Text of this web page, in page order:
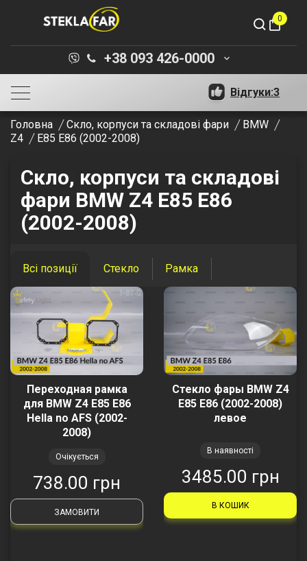
shopping_bag
0
+38 093 426-0000 keyboard_arrow_down
Відгуки:3
Головна Скло, корпуси та складові фари
BMW
Z4
E85 E86 (2002-2008)
Скло, корпуси та складові
фари BMW Z4 E85 E86
(2002-2008)
Всі позиції Стекло Рамка
Переходная рамка
для BMW Z4 E85 E86
Hella no AFS (2002-
2008)
Очікується
738.00 грн
ЗАМОВИТИ
Стекло фары BMW Z4
E85 E86 (2002-2008)
левое
В наявності
3485.00 грн
В КОШИК